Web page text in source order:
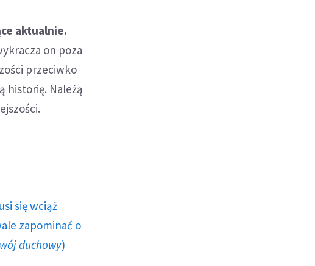
aktualnie.
on poza
przeciwko
historię. Należą
się wciąż
zapominać o
duchowy)